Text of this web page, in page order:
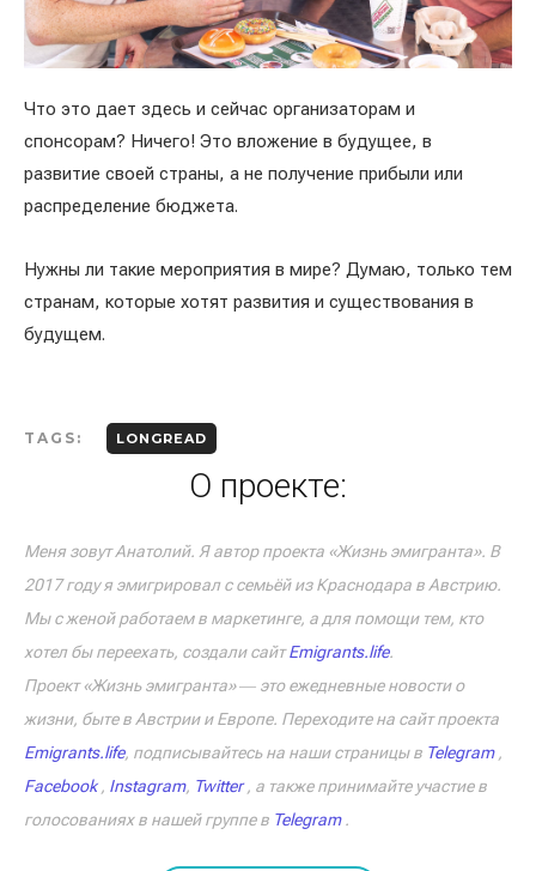
Что это дает здесь и сейчас организаторам и
спонсорам? Ничего! Это вложение в будущее, в
развитие своей страны, а не получение прибыли или
распределение бюджета.
Нужны ли такие мероприятия в мире? Думаю, только тем
странам, которые хотят развития и существования в
будущем.
TAGS: LONGREAD
О проекте:
Меня зовут Анатолий. Я автор проекта «Жизнь эмигранта». В
2017 году я эмигрировал с семьёй из Краснодара в Австрию.
Мы с женой работаем в маркетинге, а для помощи тем, кто
хотел бы переехать, создали сайтEmigrants.life.
Проект «Жизнь эмигранта» ― это ежедневные новости о
жизни, быте в Австрии и Европе. Переходите на сайт проекта
Emigrants.life, подписывайтесь на наши страницы в Telegram,
Facebook, Instagram, Twitter, а также принимайте участие в
голосованиях в нашей группе в Telegram.